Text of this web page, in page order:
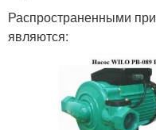
Распространенными
являются: